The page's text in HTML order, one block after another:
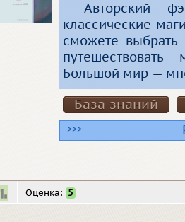
Авторский
классические
сможете
Большой мир —
База знаний
>>>
Оценка: 5